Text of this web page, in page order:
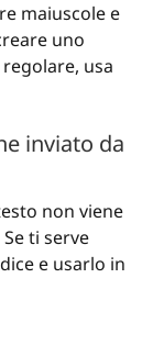
maiuscole e
uno
usa
inviato da
non viene
ti serve
e usarlo in